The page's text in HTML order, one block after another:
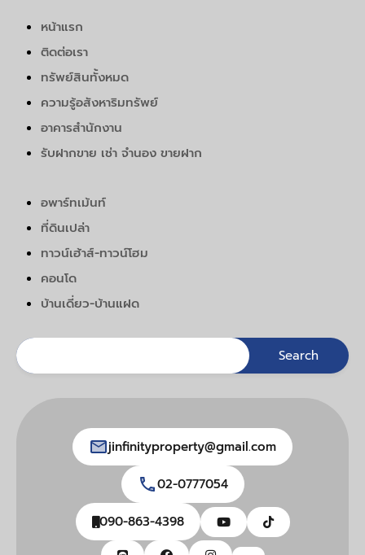
หน้าแรก
ติดต่อเรา
ทรัพย์สินทั้งหมด
ความรู้อสังหาริมทรัพย์
อาคารสำนักงาน
รับฝากขาย เช่า จำนอง ขายฝาก
อพาร์ทเม้นท์
ที่ดินเปล่า
ทาวน์เฮ้าส์-ทาวน์โฮม
คอนโด
บ้านเดี่ยว-บ้านแฝด
jinfinityproperty@gmail.com
02-0777054
090-863-4398